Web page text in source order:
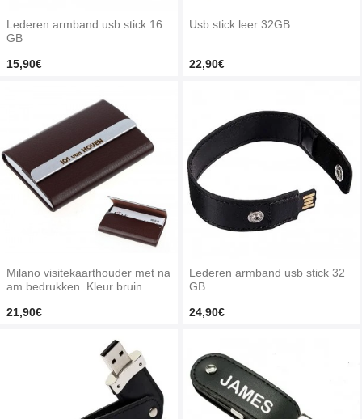
Lederen armband usb stick 16
GB
15,90€
Usb stick leer 32GB
22,90€
Milano visitekaarthouder met na
am bedrukken. Kleur bruin
21,90€
Lederen armband usb stick 32
GB
24,90€